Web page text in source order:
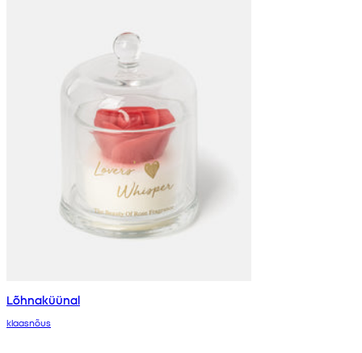
Lõhnaküünal
klaasnõus